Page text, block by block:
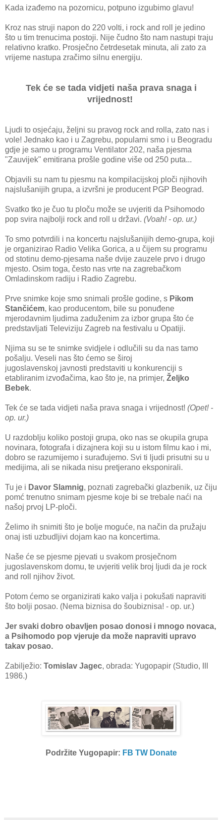
Kada izađemo na pozornicu, potpuno izgubimo glavu!
Kroz nas struji napon do 220 volti, i rock and roll je jedino
što u tim trenucima postoji. Nije čudno što nam nastupi traju
relativno kratko. Prosječno četrdesetak minuta, ali zato za
vrijeme nastupa zračimo silnu energiju.
Tek će se tada vidjeti naša prava snaga i
vrijednost!
Ljudi to osjećaju, željni su pravog rock and rolla, zato nas i
vole! Jednako kao i u Zagrebu, popularni smo i u Beogradu
gdje je samo u programu Ventilator 202, naša pjesma
"Zauvijek" emitirana prošle godine više od 250 puta...
Objavili su nam tu pjesmu na kompilacijskoj ploči njihovih
najslušanijih grupa, a izvršni je producent PGP Beograd.
Svatko tko je čuo tu ploču može se uvjeriti da Psihomodo
pop svira najbolji rock and roll u državi. (Voah! - op. ur.)
To smo potvrdili i na koncertu najslušanijih demo-grupa, koji
je organizirao Radio Velika Gorica, a u čijem su programu
od stotinu demo-pjesama naše dvije zauzele prvo i drugo
mjesto. Osim toga, često nas vrte na zagrebačkom
Omladinskom radiju i Radio Zagrebu.
Prve snimke koje smo snimali prošle godine, s Pikom
Stančićem, kao producentom, bile su ponuđene
mjerodavnim ljudima zaduženim za izbor grupa što će
predstavljati Televiziju Zagreb na festivalu u Opatiji.
Njima su se te snimke svidjele i odlučili su da nas tamo
pošalju. Veseli nas što ćemo se široj
jugoslavenskoj javnosti predstaviti u konkurenciji s
etabliranim izvođačima, kao što je, na primjer, Željko
Bebek.
Tek će se tada vidjeti naša prava snaga i vrijednost! (Opet! -
op. ur.)
U razdoblju koliko postoji grupa, oko nas se okupila grupa
novinara, fotografa i dizajnera koji su u istom filmu kao i mi,
dobro se razumijemo i surađujemo. Svi ti ljudi prisutni su u
medijima, ali se nikada nisu pretjerano eksponirali.
Tu je i Davor Slamnig, poznati zagrebački glazbenik, uz čiju
pomć trenutno snimam pjesme koje bi se trebale naći na
našoj prvoj LP-ploči.
Želimo ih snimiti što je bolje moguće, na način da pružaju
onaj isti uzbudljivi dojam kao na koncertima.
Naše će se pjesme pjevati u svakom prosječnom
jugoslavenskom domu, te uvjeriti velik broj ljudi da je rock
and roll njihov život.
Potom ćemo se organizirati kako valja i pokušati napraviti
što bolji posao. (Nema biznisa do šoubiznisa! - op. ur.)
Jer svaki dobro obavljen posao donosi i mnogo novaca,
a Psihomodo pop vjeruje da može napraviti upravo
takav posao.
Zabilježio: Tomislav Jagec, obrada: Yugopapir (Studio, III
1986.)
Podržite Yugopapir: FB TW Donate